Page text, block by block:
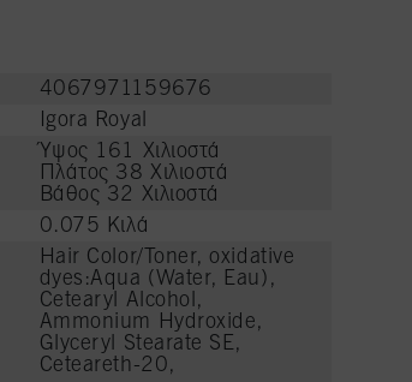
4067971159676
Igora Royal
Ύψος 161 Χιλιοστά
Πλάτος 38 Χιλιοστά
Βάθος 32 Χιλιοστά
0.075 Κιλά
Hair Color/Toner, oxidative
dyes:Aqua (Water, Eau),
Cetearyl Alcohol,
Ammonium Hydroxide,
Glyceryl Stearate SE,
Ceteareth-20,